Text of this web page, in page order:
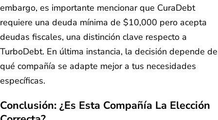
embargo, es importante mencionar que CuraDebt
requiere una deuda mínima de $10,000 pero acepta
deudas fiscales, una distinción clave respecto a
TurboDebt. En última instancia, la decisión depende de
qué compañía se adapte mejor a tus necesidades
específicas.
Conclusión: ¿Es Esta Compañía La Elección